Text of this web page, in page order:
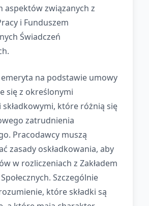
aspektów związanych z
i Funduszem
Świadczeń
na podstawie umowy
się z określonymi
które różnią się
zatrudnienia
Pracodawcy muszą
zasady oskładkowania, aby
w rozliczeniach z Zakładem
Szczególnie
które składki są